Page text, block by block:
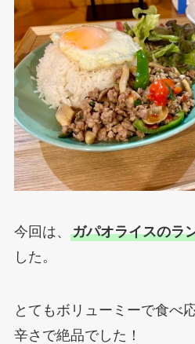
今回は、 ガパオライスのラ
した。
とてもボリューミーで食べ
辛さで絶品でした！